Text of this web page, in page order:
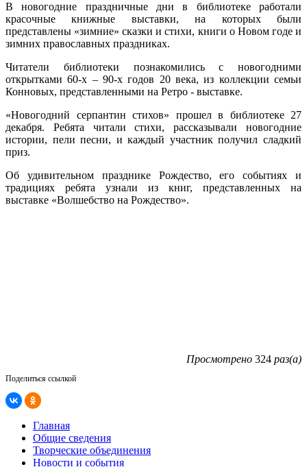
В новогодние праздничные дни в библиотеке работали
красочные книжные выставки, на которых были
представлены «зимние» сказки и стихи, книги о Новом годе и
зимних православных праздниках.
Читатели библиотеки познакомились с новогодними
открытками 60-х – 90-х годов 20 века, из коллекции семьи
Конновых, представленными на Ретро - выставке.
«Новогодний серпантин стихов» прошел в библиотеке 27
декабря. Ребята читали стихи, рассказывали новогодние
истории, пели песни, и каждый участник получил сладкий
приз.
Об удивительном празднике Рождество, его событиях и
традициях ребята узнали из книг, представленных на
выставке «Волшебство на Рождество».
Просмотрено 324 раз(а)
Поделиться ссылкой
Главная
Общие сведения
Творческие объединения
Новости и события